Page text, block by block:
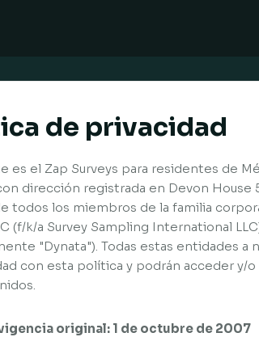
de privacidad
es el Zap Surveys para residentes de
dirección registrada en Devon House
todos los miembros de la familia
(f/k/a Survey Sampling International
"Dynata"). Todas estas entidades
con esta política y podrán acceder y/
original: 1 de octubre de 2007